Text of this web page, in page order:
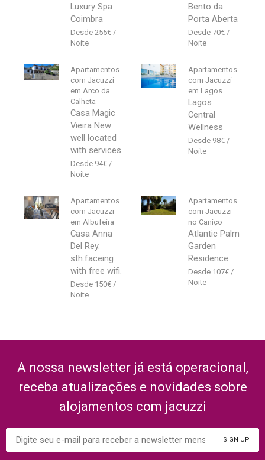
Luxury Spa
Coimbra
255€
Bento da
Porta Aberta
70€
Apartamentos
com Jacuzzi
em Arco da
Calheta
Casa Magic
Vieira New
well located
with services
94€
Apartamentos
com Jacuzzi
em Lagos
Lagos
Central
Wellness
98€
Apartamentos
com Jacuzzi
em Albufeira
Casa Anna
Del Rey.
sth.faceing
with free wifi.
150€
Apartamentos
com Jacuzzi
no Caniço
Atlantic Palm
Garden
Residence
107€
A nossa newsletter já está operacional,
receba atualizações e novidades sobre
alojamentos com jacuzzi